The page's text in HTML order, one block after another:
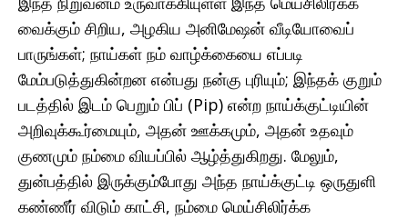
வைக்கும் சிறிய, அழகிய அனிமேஷன் வீடியோவைப்
பாருங்கள்; நாய்கள் நம் வாழ்க்கையை எப்படி
மேம்படுத்துகின்றன என்பது நன்கு புரியும்; இந்தக் குறும்
படத்தில் இடம் பெறும் பிப் (Pip) என்ற நாய்க்குட்டியின்
அறிவுக்கூர்மையும், அதன் ஊக்கமும், அதன் உதவும்
குணமும் நம்மை வியப்பில் ஆழ்த்துகிறது. மேலும்,
துன்பத்தில் இருக்கும்போது அந்த நாய்க்குட்டி ஒருதுளி
கண்ணீர் விடும் காட்சி, நம்மை மெய்சிலிர்க்க